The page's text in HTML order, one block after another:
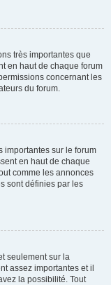
très importantes que
en haut de chaque forum
concernant les
du forum.
importantes sur le forum
en haut de chaque
comme les annonces
sont définies par les
seulement sur la
assez importantes et il
la possibilité. Tout